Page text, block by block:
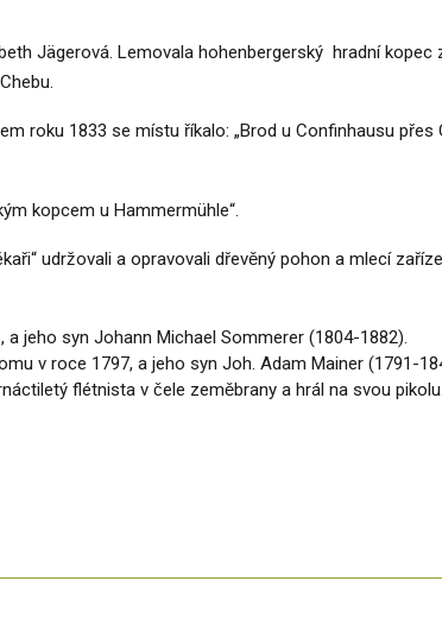
Jägerová. Lemovala hohenbergerský hradní kopec
roku 1833 se místu říkalo: „Brod u Confinhausu
kopcem u Hammermühle“.
udržovali a opravovali dřevěný pohon a mlecí
jeho syn Johann Michael Sommerer (1804-1882).
v roce 1797, a jeho syn Joh. Adam Mainer (1791-
flétnista v čele zeměbrany a hrál na svou pikolu.